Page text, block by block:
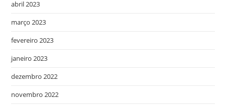
abril 2023
março 2023
fevereiro 2023
janeiro 2023
dezembro 2022
novembro 2022